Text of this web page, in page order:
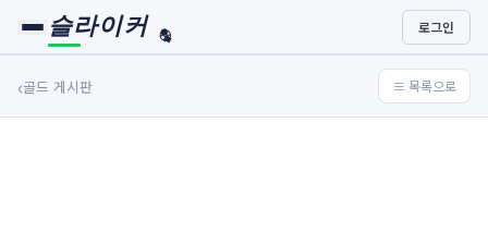
슬라이커 🏀
⚾ 로그인
‹골드 게시판 ≡ 목록으로